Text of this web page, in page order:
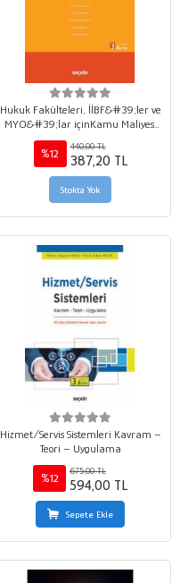
Hukuk Fakülteleri, İİBF&#39;ler ve
MYO&#39;lar içinKamu Maliyesi
&#40;Mali Hukuk&#41;
%12
440,00 TL
387,20 TL
Stokta Yok
Hizmet/Servis Sistemleri Kavram –
Teori – Uygulama
%12
675,00 TL
594,00 TL
Sepete Ekle